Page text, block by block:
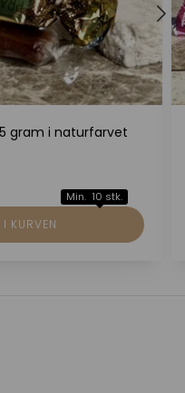
gram i naturfarvet
Min. 10 stk.